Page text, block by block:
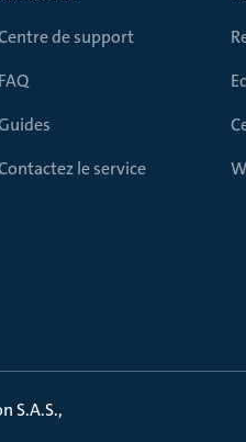
de support
FAQ
le service
S.A.S.